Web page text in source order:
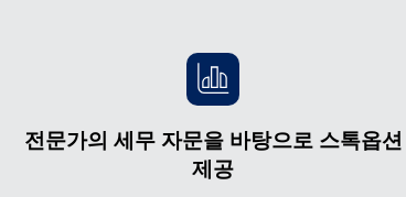
전문가의 세무 자문을 바탕으로 스톡옵션
제공